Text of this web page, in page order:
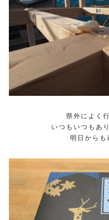
県外によく
いつもいつもあ
明日からも